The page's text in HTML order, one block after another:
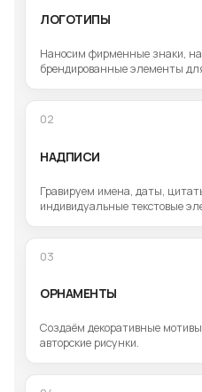
ЛОГОТИПЫ
Наносим фирменные знаки,
брендированные элементы
02
НАДПИСИ
Гравируем имена, даты,
индивидуальные текстовые
03
ОРНАМЕНТЫ
Создаём декоративные
авторские рисунки.